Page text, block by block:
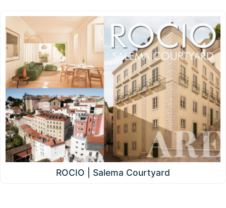
ROCIO | Salema Courtyard